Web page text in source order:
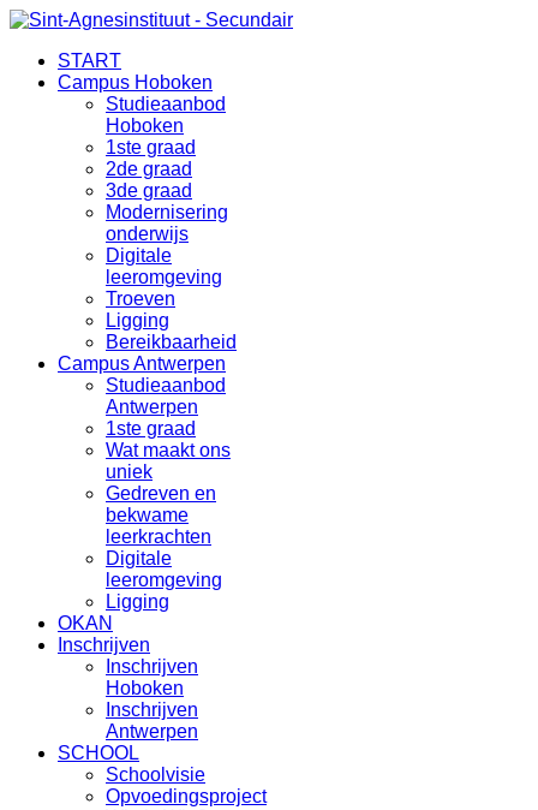
START
Campus Hoboken
Studieaanbod
Hoboken
1ste graad
2de graad
3de graad
Modernisering
onderwijs
Digitale
leeromgeving
Troeven
Ligging
Bereikbaarheid
Campus Antwerpen
Studieaanbod
Antwerpen
1ste graad
Wat maakt ons
uniek
Gedreven en
bekwame
leerkrachten
Digitale
leeromgeving
Ligging
OKAN
Inschrijven
Inschrijven
Hoboken
Inschrijven
Antwerpen
SCHOOL
Schoolvisie
Opvoedingsproject